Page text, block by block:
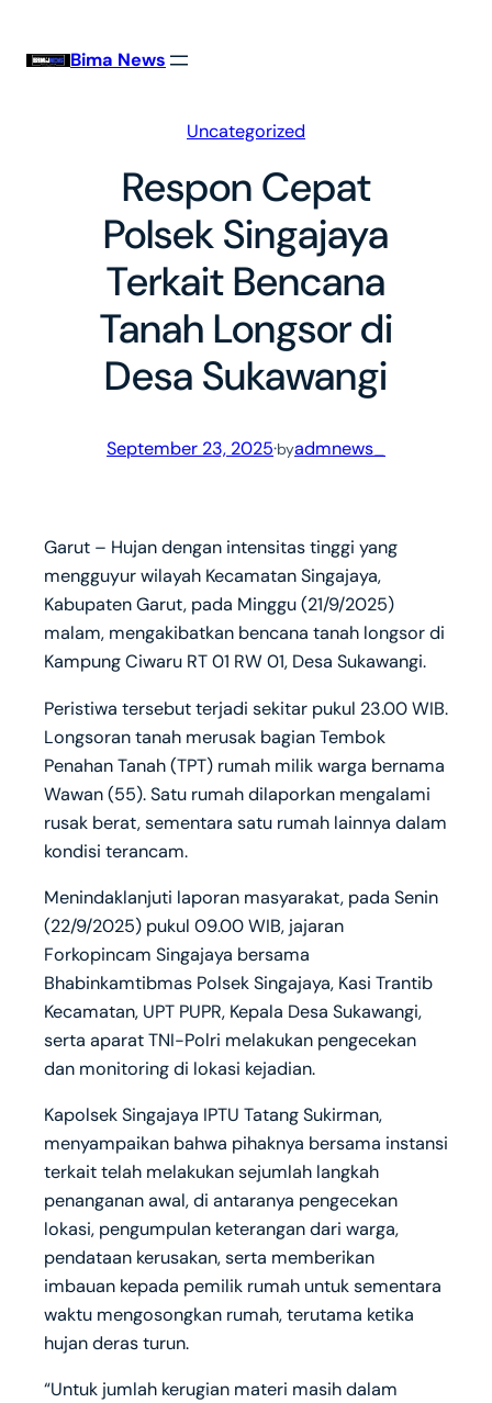
Bima News
Uncategorized
Respon Cepat
Polsek Singajaya
Terkait Bencana
Tanah Longsor di
Desa Sukawangi
September 23, 2025·byadmnews_
Garut – Hujan dengan intensitas tinggi yang
mengguyur wilayah Kecamatan Singajaya,
Kabupaten Garut, pada Minggu (21/9/2025)
malam, mengakibatkan bencana tanah longsor di
Kampung Ciwaru RT 01 RW 01, Desa Sukawangi.
Peristiwa tersebut terjadi sekitar pukul 23.00 WIB.
Longsoran tanah merusak bagian Tembok
Penahan Tanah (TPT) rumah milik warga bernama
Wawan (55). Satu rumah dilaporkan mengalami
rusak berat, sementara satu rumah lainnya dalam
kondisi terancam.
Menindaklanjuti laporan masyarakat, pada Senin
(22/9/2025) pukul 09.00 WIB, jajaran
Forkopincam Singajaya bersama
Bhabinkamtibmas Polsek Singajaya, Kasi Trantib
Kecamatan, UPT PUPR, Kepala Desa Sukawangi,
serta aparat TNI-Polri melakukan pengecekan
dan monitoring di lokasi kejadian.
Kapolsek Singajaya IPTU Tatang Sukirman,
menyampaikan bahwa pihaknya bersama instansi
terkait telah melakukan sejumlah langkah
penanganan awal, di antaranya pengecekan
lokasi, pengumpulan keterangan dari warga,
pendataan kerusakan, serta memberikan
imbauan kepada pemilik rumah untuk sementara
waktu mengosongkan rumah, terutama ketika
hujan deras turun.
“Untuk jumlah kerugian materi masih dalam